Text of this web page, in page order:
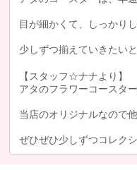
目が細かくて、しっかり
少しずつ揃えていきたいと
【スタッフ☆ナナより】
アタのフラワーコースタ
当店のオリジナルなので
ぜひぜひ少しずつコレク